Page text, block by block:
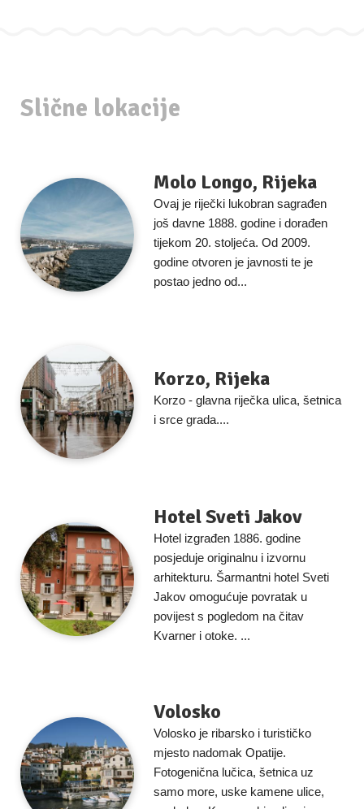
Slične lokacije
Molo Longo, Rijeka
Ovaj je riječki lukobran sagrađen
još davne 1888. godine i dorađen
tijekom 20. stoljeća. Od 2009.
godine otvoren je javnosti te je
postao jedno od...
Korzo, Rijeka
Korzo - glavna riječka ulica, šetnica
i srce grada....
Hotel Sveti Jakov
Hotel izgrađen 1886. godine
posjeduje originalnu i izvornu
arhitekturu. Šarmantni hotel Sveti
Jakov omogućuje povratak u
povijest s pogledom na čitav
Kvarner i otoke. ...
Volosko
Volosko je ribarsko i turističko
mjesto nadomak Opatije.
Fotogenična lučica, šetnica uz
samo more, uske kamene ulice,